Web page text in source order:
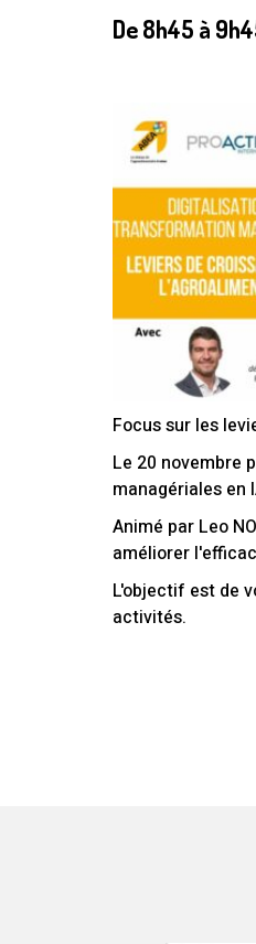
De8h45 à 9h
Focus sur les
Le 20 novembre
managériales en
Animé par Leo
améliorer
L'objectif est de
activités.